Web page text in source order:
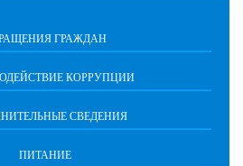
ГРАЖДАН
КОРРУПЦИИ
СВЕДЕНИЯ
ПИТАНИЕ